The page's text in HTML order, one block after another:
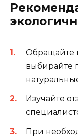
Обращайте
выбирайте
Изучайте
При